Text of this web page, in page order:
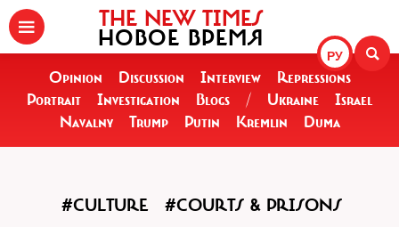
РУ
THE NEW TIMES
НОВОЕ ВРЕМЯ
Opinion Discussion Interview
Repressions
Portrait
Investigation Blogs / Ukraine
Israel
Navalny
Trump Putin Kremlin Duma
#CULTURE #COURTS & PRISONS